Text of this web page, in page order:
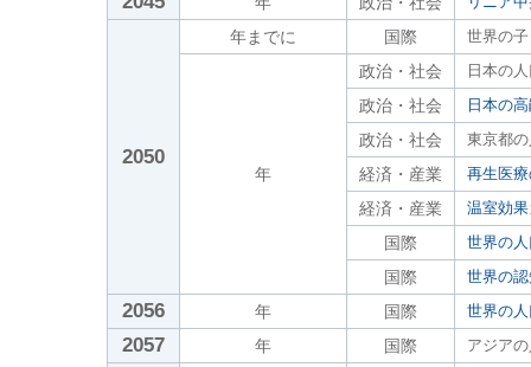
2050
年までに 国際 世界の
年
政治・社会 日本の
政治・社会 日本の
政治・社会 東京都
経済・産業 再生医
経済・産業 温室効
国際 世界の
国際 世界の
2056 年 国際 世界の
2057 年 国際 アジア